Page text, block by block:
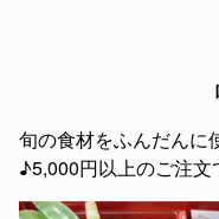
旬の食材をふんだんに
♪5,000円以上のご注文